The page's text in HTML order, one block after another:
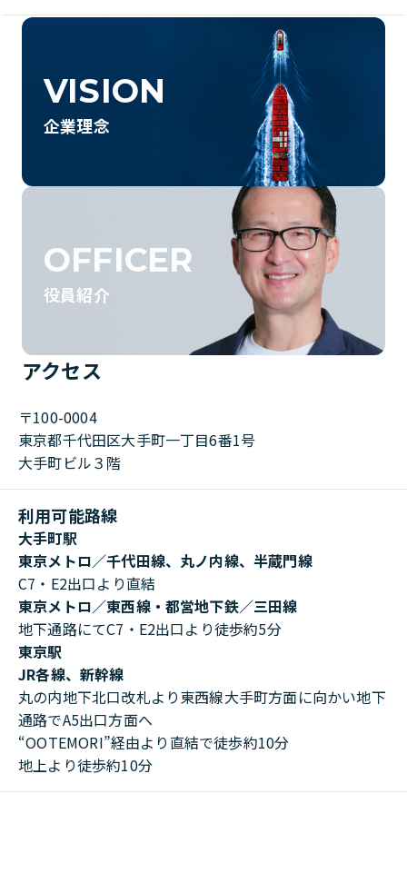
VISION
企業理念
OFFICER
役員紹介
アクセス
〒100-0004
東京都千代田区大手町一丁目6番1号
大手町ビル３階
利用可能路線
大手町駅
東京メトロ／千代田線、丸ノ内線、半蔵門線
C7・E2出口より直結
東京メトロ／東西線・都営地下鉄／三田線
地下通路にてC7・E2出口より徒歩約5分
東京駅
JR各線、新幹線
丸の内地下北口改札より東西線大手町方面に向かい地下
通路でA5出口方面へ
“OOTEMORI”経由より直結で徒歩約10分
地上より徒歩約10分